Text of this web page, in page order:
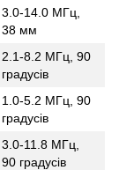
3.0-14.0 МГц,
38 мм
2.1-8.2 МГц, 90
градусів
1.0-5.2 МГц, 90
градусів
3.0-11.8 МГц,
90 градусів